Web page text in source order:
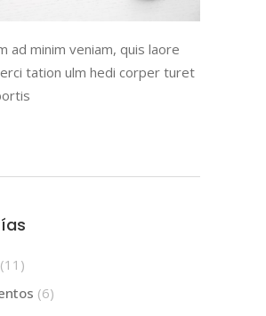
ad minim veniam, quis laore
tation ulm hedi corper turet
(11)
(6)